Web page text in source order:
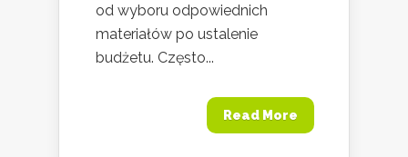
od wyboru odpowiednich
materiałów po ustalenie
budżetu. Często...
Read More